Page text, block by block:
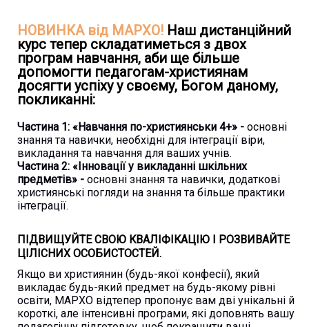
НОВИНКА від МАРХО! Наш дистанційний
курс тепер складатиметься з двох
програм навчання, аби ще більше
допомогти педагогам-християнам
досягти успіху у своєму, Богом даному,
покликанні:
Частина 1: «Навчання по-християнськи 4+» - основні
знання та навички, необхідні для інтеграції віри,
викладання та навчання для ваших учнів.
Частина 2: «Інновації у викладанні шкільних
предметів» - основні знання та навички, додаткові
християнські погляди на знання та більше практики
інтеграції.
ПІДВИЩУЙТЕ СВОЮ КВАЛІФІКАЦІЮ І РОЗВИВАЙТЕ
ЦІЛІСНИХ ОСОБИСТОСТЕЙ.
Якщо ви християнин (будь-якої конфесії), який
викладає будь-який предмет на будь-якому рівні
освіти, МАРХО відтепер пропонує вам дві унікальні й
короткі, але інтенсивні програми, які доповнять вашу